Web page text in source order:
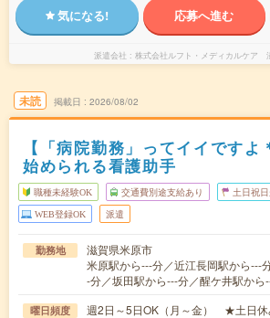
気になる! 応募へ進む
派遣会社 株式会社ルフト・メディカルケア
未読 掲載日 2026/08/02
【「病院勤務」ってイイですよ
始められる看護助手
職種未経験OK 交通費別途支給あり 土日祝
WEB登録OK 派遣
勤務地
滋賀県米原市
米原駅から---分／近江長岡駅から---
-分／坂田駅から---分／醒ケ井駅から
曜日頻度 週2日～5日OK（月～金） ★土日休